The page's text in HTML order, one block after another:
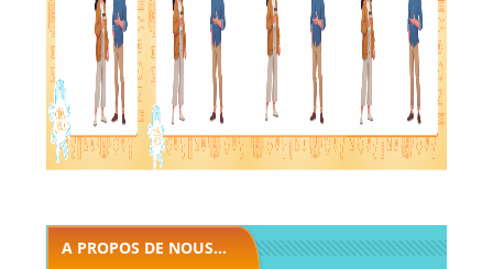
A PROPOS DE NOUS...